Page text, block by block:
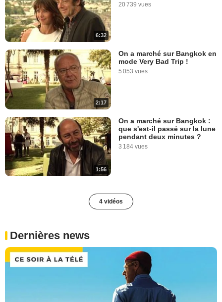
6:32
20 739 vues
2:17
On a marché sur Bangkok en
mode Very Bad Trip !
5 053 vues
1:56
On a marché sur Bangkok :
que s'est-il passé sur la lune
pendant deux minutes ?
3 184 vues
4 vidéos
Dernières news